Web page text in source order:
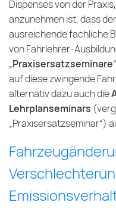
Dispenses von der
anzunehmen ist, dass
ausreichende fachliche
von Fahrlehrer-
„Praxisersatzseminare
auf diese zwingende
alternativ dazu auch die
Lehrplanseminars
„Praxisersatzseminar“)